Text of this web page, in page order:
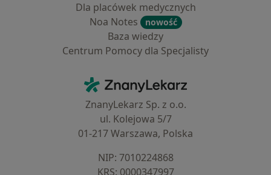
Dla placówek medycznych
Noa Notes
nowość
Baza wiedzy
Centrum Pomocy dla Specjalisty
ZnanyLekarz - Strona główna
ZnanyLekarz Sp. z o.o.
ul. Kolejowa 5/7
01-217 Warszawa, Polska
NIP: ⁠7010224868
KRS: ⁠0000347997